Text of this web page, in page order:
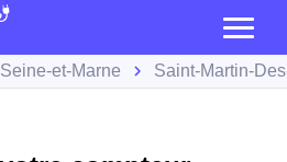
Seine-et-Marne Saint-Martin-